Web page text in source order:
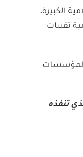
الكبيرة،
تقنيات
المؤسسات
تنفذه